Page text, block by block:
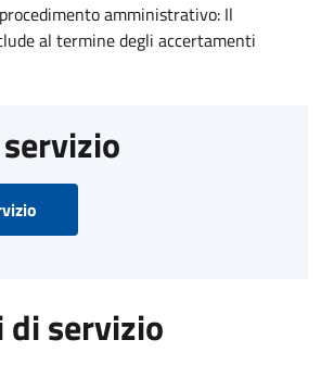
amministrativo: Il
al termine degli accertamenti
di servizio